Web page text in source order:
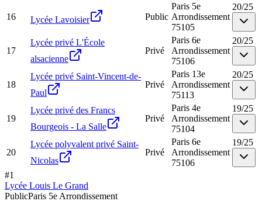
16 Lycée Lavoisier Public
Paris 5e
Arrondissement
75105
20/25
17
Lycée privé L'École
alsacienne
Privé
Paris 6e
Arrondissement
75106
20/25
18
Lycée privé Saint-Vincent-de-
Paul
Privé
Paris 13e
Arrondissement
75113
20/25
19
Lycée privé des Francs
Bourgeois - La Salle
Privé
Paris 4e
Arrondissement
75104
19/25
20
Lycée polyvalent privé Saint-
Nicolas
Privé
Paris 6e
Arrondissement
75106
19/25
#1
Lycée Louis Le Grand
PublicParis 5e Arrondissement